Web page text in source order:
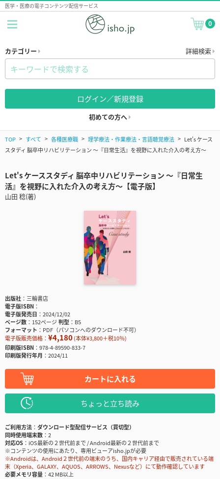
医学・医療の電子コンテンツ配信サービス
0
カテゴリー 詳細検索
ログイン／新規登録
初めての方へ
TOP すべて 各種医療職 理学療法・作業療法・言語聴覚療法
Let's ケース
スタディ 脳卒中リハビリテーション 〜『日常生活』を視野に入れた介入の考え方〜
Let's ケーススタディ 脳卒中リハビリテーション 〜『日常生
活』を視野に入れた介入の考え方〜【電子版】
山田 稔(著)
出版社
三輪書店
電子版ISBN
電子版発売日
2024/12/02
ページ数
152ページ判型
B5
フォーマット
PDF（パソコンへのダウンロード不可）
電子版販売価格： ¥4,180(本体¥3,800＋税10％)
印刷版ISBN
978-4-89590-833-7
印刷版発行年月
2024/11
カートに入れる
ちょっと立ち読み
ご利用方法
ダウンロード型配信サービス（買切型）
同時使用端末数
2
対応OS
iOS最新の２世代前まで / Android最新の２世代前まで
※コンテンツの使用にあたり、専用ビューアisho.jpが必要
※Androidは、Android２世代前の端末のうち、国内キャリア経由で販売されている端
末（Xperia、GALAXY、AQUOS、ARROWS、Nexusなど）にて動作確認しています
必要メモリ容量
42 MB以上